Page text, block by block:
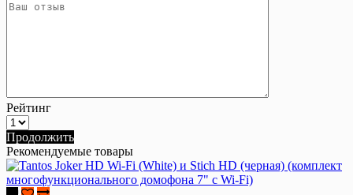
Рейтинг
Продолжить
Рекомендуемые товары